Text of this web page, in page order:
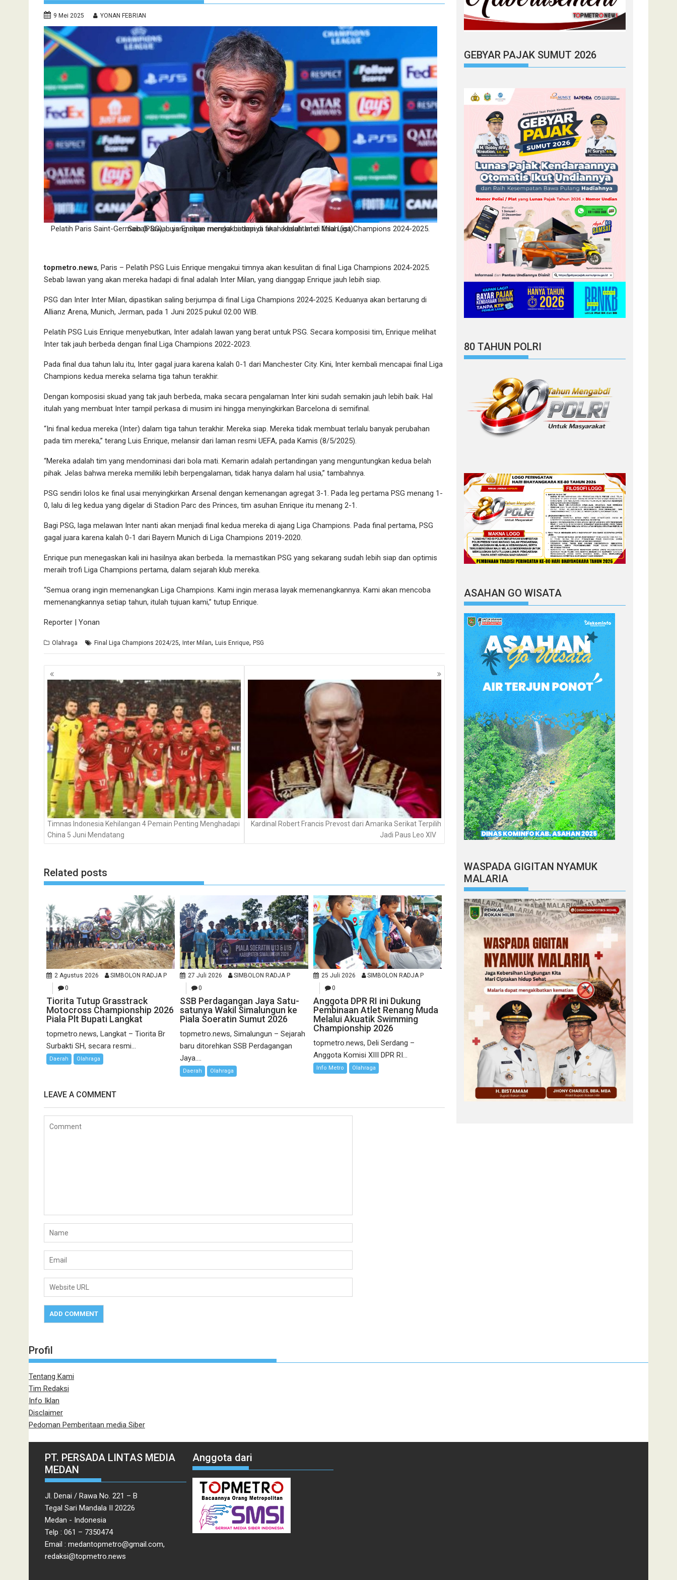
9 Mei 2025 YONAN FEBRIAN
Pelatih Paris Saint-Germain (PSG), Luis Enrique mengakui timnya akan kesulitan di final Liga Champions 2024-2025. Sebab lawan yang akan mereka hadapi di final adalah Inter Milan.(ist)
topmetro.news, Paris – Pelatih PSG Luis Enrique mengakui timnya akan kesulitan di final Liga Champions 2024-2025.
Sebab lawan yang akan mereka hadapi di final adalah Inter Milan, yang dianggap Enrique jauh lebih siap.
PSG dan Inter Inter Milan, dipastikan saling berjumpa di final Liga Champions 2024-2025. Keduanya akan bertarung di
Allianz Arena, Munich, Jerman, pada 1 Juni 2025 pukul 02.00 WIB.
Pelatih PSG Luis Enrique menyebutkan, Inter adalah lawan yang berat untuk PSG. Secara komposisi tim, Enrique melihat
Inter tak jauh berbeda dengan final Liga Champions 2022-2023.
Pada final dua tahun lalu itu, Inter gagal juara karena kalah 0-1 dari Manchester City. Kini, Inter kembali mencapai final Liga
Champions kedua mereka selama tiga tahun terakhir.
Dengan komposisi skuad yang tak jauh berbeda, maka secara pengalaman Inter kini sudah semakin jauh lebih baik. Hal
itulah yang membuat Inter tampil perkasa di musim ini hingga menyingkirkan Barcelona di semifinal.
“Ini final kedua mereka (Inter) dalam tiga tahun terakhir. Mereka siap. Mereka tidak membuat terlalu banyak perubahan
pada tim mereka,” terang Luis Enrique, melansir dari laman resmi UEFA, pada Kamis (8/5/2025).
“Mereka adalah tim yang mendominasi dari bola mati. Kemarin adalah pertandingan yang menguntungkan kedua belah
pihak. Jelas bahwa mereka memiliki lebih berpengalaman, tidak hanya dalam hal usia,” tambahnya.
PSG sendiri lolos ke final usai menyingkirkan Arsenal dengan kemenangan agregat 3-1. Pada leg pertama PSG menang 1-
0, lalu di leg kedua yang digelar di Stadion Parc des Princes, tim asuhan Enrique itu menang 2-1.
Bagi PSG, laga melawan Inter nanti akan menjadi final kedua mereka di ajang Liga Champions. Pada final pertama, PSG
gagal juara karena kalah 0-1 dari Bayern Munich di Liga Champions 2019-2020.
Enrique pun menegaskan kali ini hasilnya akan berbeda. Ia memastikan PSG yang sekarang sudah lebih siap dan optimis
meraih trofi Liga Champions pertama, dalam sejarah klub mereka.
“Semua orang ingin memenangkan Liga Champions. Kami ingin merasa layak memenangkannya. Kami akan mencoba
memenangkannya setiap tahun, itulah tujuan kami,” tutup Enrique.
Reporter | Yonan
Olahraga Final Liga Champions 2024/25, Inter Milan, Luis Enrique, PSG
Navigasi
pos
Timnas Indonesia Kehilangan 4 Pemain Penting Menghadapi
China 5 Juni Mendatang
Kardinal Robert Francis Prevost dari Amarika Serikat Terpilih
Jadi Paus Leo XIV
Related posts
2 Agustus 2026
SIMBOLON RADJA P
0
Tiorita Tutup Grasstrack
Motocross Championship 2026
Piala Plt Bupati Langkat
topmetro.news, Langkat – Tiorita Br
Surbakti SH, secara resmi...
Daerah Olahraga
27 Juli 2026
SIMBOLON RADJA P
0
SSB Perdagangan Jaya Satu-
satunya Wakil Simalungun ke
Piala Soeratin Sumut 2026
topmetro.news, Simalungun – Sejarah
baru ditorehkan SSB Perdagangan
Jaya....
Daerah Olahraga
25 Juli 2026
SIMBOLON RADJA P
0
Anggota DPR RI ini Dukung
Pembinaan Atlet Renang Muda
Melalui Akuatik Swimming
Championship 2026
topmetro.news, Deli Serdang –
Anggota Komisi XIII DPR RI...
Info Metro Olahraga
LEAVE A COMMENT
GEBYAR PAJAK SUMUT 2026
80 TAHUN POLRI
ASAHAN GO WISATA
WASPADA GIGITAN NYAMUK
MALARIA
Profil
Tentang Kami
Tim Redaksi
Info Iklan
Disclaimer
Pedoman Pemberitaan media Siber
PT. PERSADA LINTAS MEDIA
MEDAN
Jl. Denai / Rawa No. 221 – B
Tegal Sari Mandala II 20226
Medan - Indonesia
Telp : 061 – 7350474
Email : medantopmetro@gmail.com,
redaksi@topmetro.news
Anggota dari